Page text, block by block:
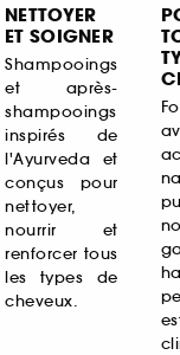
NETTOYER
ET SOIGNER
Shampooings
et après-
shampooings
inspirés de
l'Ayurveda et
conçus pour
nettoyer,
nourrir et
renforcer tous
les types de
cheveux.